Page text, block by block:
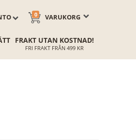
VARUKORG
0
FRAKT UTAN KOSTNAD!
FRI FRAKT FRÅN 499 KR